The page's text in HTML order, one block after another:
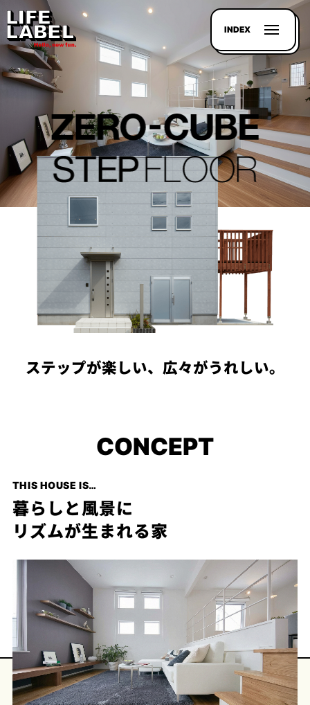
INDEX
記事を
探す
LL
HOUSE
LINE-
UP
PROJECT
LABEL
要
企業の
方へ
お問い
合わせ
プライ
ポリシ
ー
採用情
報
ステップが楽しい、広々がうれしい。
CONCEPT
THIS HOUSE IS…
暮らしと風景に
リズムが生まれる家